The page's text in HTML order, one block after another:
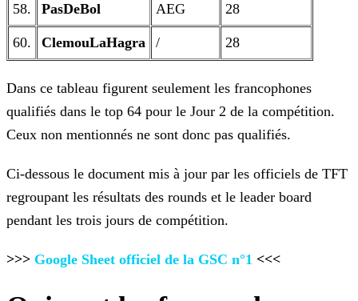
58. PasDeBol AEG 28
60. ClemouLaHagra / 28
Dans ce tableau figurent seulement les francophones
qualifiés dans le top 64 pour le Jour 2 de la compétition.
Ceux non mentionnés ne sont donc pas qualifiés.
Ci-dessous le document mis à jour par les officiels de TFT
regroupant les résultats des rounds et le leader board
pendant les trois jours de compétition.
>>> Google Sheet officiel de la GSC n°1 <<<